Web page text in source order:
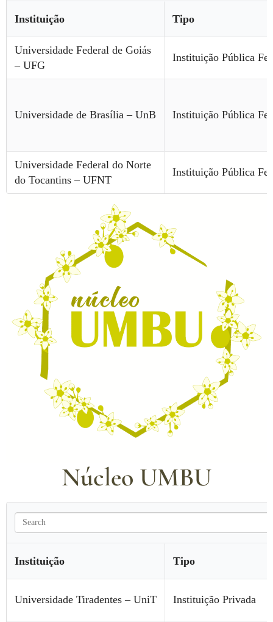
Instituição Tipo
Universidade Federal de Goiás
– UFG
Instituição Pública
Universidade de Brasília – UnB Instituição Pública
Universidade Federal do Norte
do Tocantins – UFNT
Instituição Pública
Núcleo UMBU
Instituição Tipo
Universidade Tiradentes – UniT Instituição Privada